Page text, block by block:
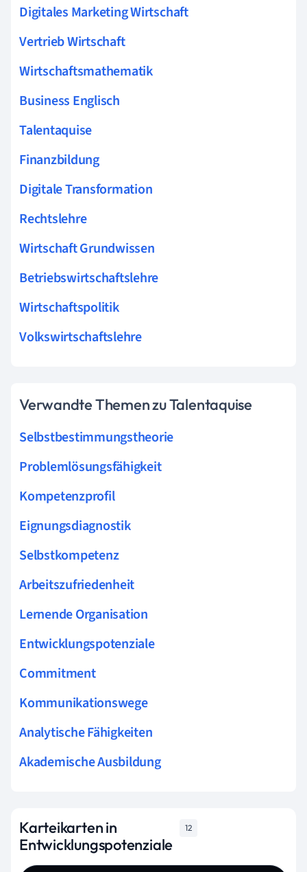
Digitales Marketing Wirtschaft
Vertrieb Wirtschaft
Wirtschaftsmathematik
Business Englisch
Talentaquise
Finanzbildung
Digitale Transformation
Rechtslehre
Wirtschaft Grundwissen
Betriebswirtschaftslehre
Wirtschaftspolitik
Volkswirtschaftslehre
Verwandte Themen zu Talentaquise
Selbstbestimmungstheorie
Problemlösungsfähigkeit
Kompetenzprofil
Eignungsdiagnostik
Selbstkompetenz
Arbeitszufriedenheit
Lernende Organisation
Entwicklungspotenziale
Commitment
Kommunikationswege
Analytische Fähigkeiten
Akademische Ausbildung
Karteikarten in
Entwicklungspotenziale
12